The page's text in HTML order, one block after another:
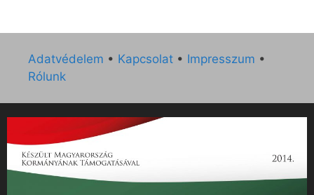
Adatvédelem • Kapcsolat • Impresszum •
Rólunk